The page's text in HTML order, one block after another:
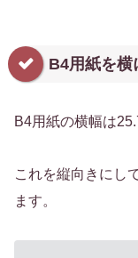
B4用紙を横
B4用紙の横幅は
これを縦向きにし
ます。